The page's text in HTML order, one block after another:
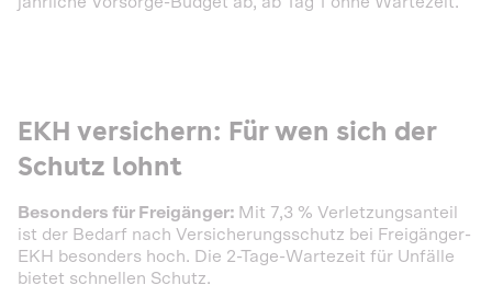
EKH versichern: Für wen sich der
Schutz lohnt
Besonders für Freigänger: Mit 7,3 % Verletzungsanteil
ist der Bedarf nach Versicherungsschutz bei Freigänger-
EKH besonders hoch. Die 2-Tage-Wartezeit für Unfälle
bietet schnellen Schutz.